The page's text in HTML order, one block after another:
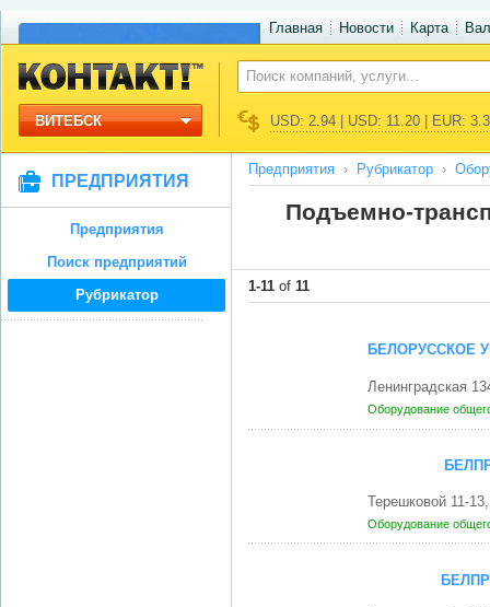
Главная Новости Карта
ВИТЕБСК USD: 2.94 | USD: 11.20 | EUR:
ПРЕДПРИЯТИЯ
Предприятия
Поиск предприятий
Рубрикатор
Предприятия Рубрикатор
Подъемно-
1-11 of 11
БЕЛОРУССКОЕ
Ленинградская
Оборудование
Терешковой 11-
Оборудование